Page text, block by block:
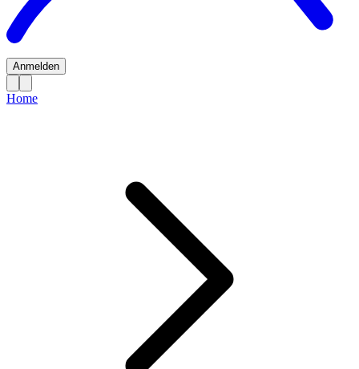
Anmelden
Home